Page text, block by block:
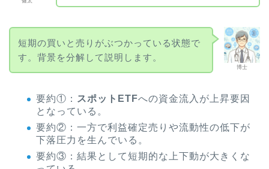
博士
短期の買いと売りがぶつかっている状態で
す。背景を分解して説明します。
要約①： スポットETFへの資金流入が上昇要因
となっている。
要約②：一方で利益確定売りや流動性の低下が
下落圧力を生んでいる。
要約③：結果として短期的な上下動が大きくな